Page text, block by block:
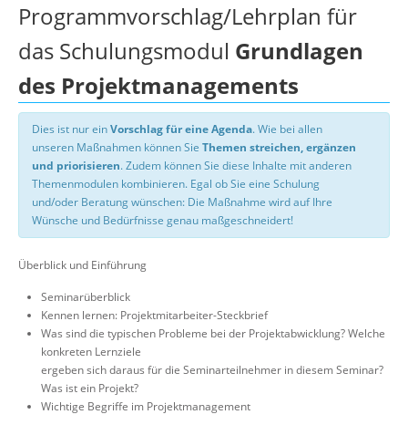
Programmvorschlag/Lehrplan für
das Schulungsmodul Grundlagen
des Projektmanagements
Dies ist nur einVorschlag für eine Agenda. Wie bei allen
unseren Maßnahmen können Sie Themen streichen, ergänzen
und priorisieren. Zudem können Sie diese Inhalte mit anderen
Themenmodulen kombinieren. Egal ob Sie eine Schulung
und/oder Beratung wünschen: Die Maßnahme wird auf Ihre
Wünsche und Bedürfnisse genau maßgeschneidert!
Überblick und Einführung
Seminarüberblick
Kennen lernen: Projektmitarbeiter-Steckbrief
Was sind die typischen Probleme bei der Projektabwicklung? Welche
konkreten Lernziele
ergeben sich daraus für die Seminarteilnehmer in diesem Seminar?
Was ist ein Projekt?
Wichtige Begriffe im Projektmanagement